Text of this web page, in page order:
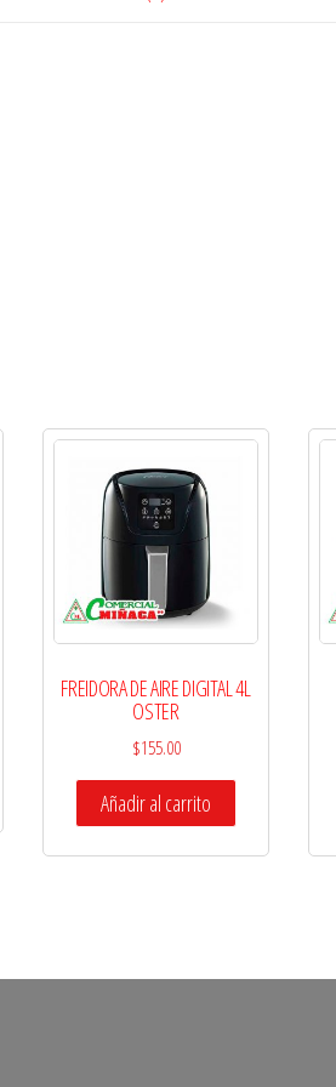
FREIDORA DE AIRE DIGITAL 4L
OSTER
$155.00
Añadir al carrito